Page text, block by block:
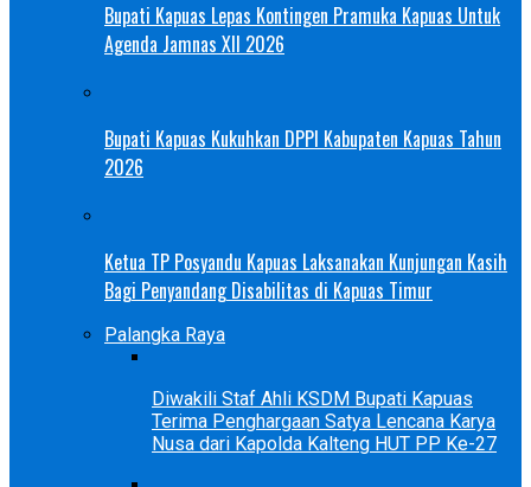
Bupati Kapuas Lepas Kontingen Pramuka Kapuas Untuk
Agenda Jamnas XII 2026
Bupati Kapuas Kukuhkan DPPI Kabupaten Kapuas Tahun
2026
Ketua TP Posyandu Kapuas Laksanakan Kunjungan Kasih
Bagi Penyandang Disabilitas di Kapuas Timur
Palangka Raya
Diwakili Staf Ahli KSDM Bupati Kapuas
Terima Penghargaan Satya Lencana Karya
Nusa dari Kapolda Kalteng HUT PP Ke-27